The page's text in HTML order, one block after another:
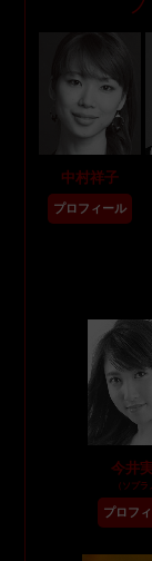
中村祥子
プロフィール
今井
（ソプラ
プロフ